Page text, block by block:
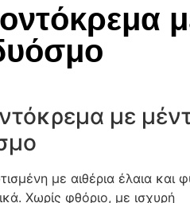
με
με αιθέρια έλαια και
Χωρίς φθόριο, με ισχυρή